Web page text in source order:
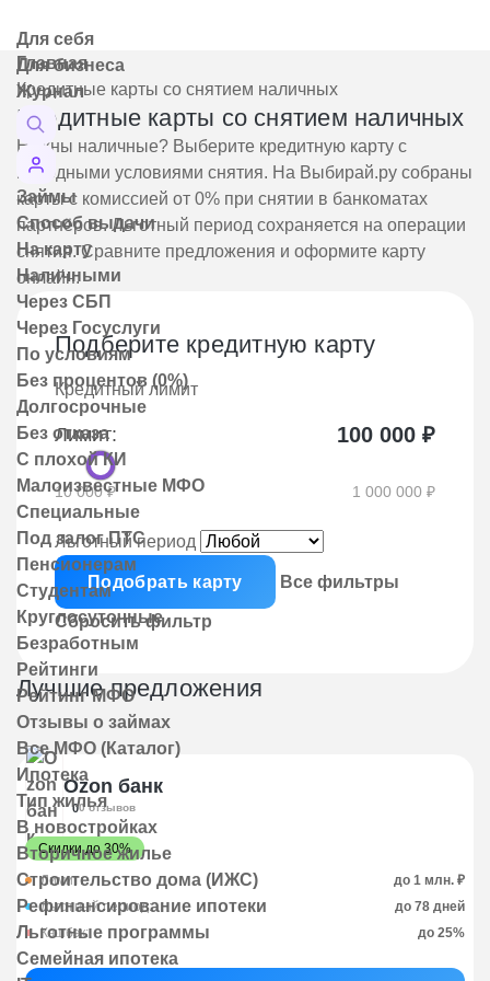
Для себя
Для бизнеса
Журнал
Займы
Способ выдачи
На карту
Наличными
Через СБП
Через Госуслуги
По условиям
Без процентов (0%)
Долгосрочные
Без отказа
С плохой КИ
Малоизвестные МФО
Специальные
Под залог ПТС
Пенсионерам
Студентам
Круглосуточные
Безработным
Рейтинги
Рейтинг МФО
Отзывы о займах
Все МФО (Каталог)
Ипотека
Тип жилья
В новостройках
Вторичное жилье
Строительство дома (ИЖС)
Рефинансирование ипотеки
Льготные программы
Семейная ипотека
Главная
Кредитные карты со снятием наличных
Кредитные карты со снятием наличных
Нужны наличные? Выберите кредитную карту с
выгодными условиями снятия. На Выбирай.ру собраны
карты с комиссией от 0% при снятии в банкоматах
партнёров. Льготный период сохраняется на операции
снятия. Сравните предложения и оформите карту
онлайн.
Подберите кредитную карту
Кредитный лимит
Лимит: 100 000 ₽
10 000 ₽ 1 000 000 ₽
Льготный период
Подобрать карту Все фильтры
Сбросить фильтр
Лучшие предложения
Ozon банк
00 отзывов
Скидки до 30%
Лимит:
до 1 млн. ₽
Льготный период:
до 78 дней
Кэшбэк:
до 25%